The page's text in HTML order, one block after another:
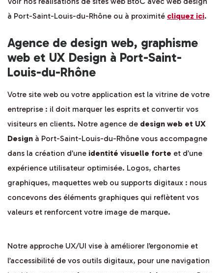
à Port-Saint-Louis-du-Rhône ou à proximité cliquez ici.
Agence de design web, graphisme
web et UX Design à Port-Saint-
Louis-du-Rhône
Votre site web ou votre application est la vitrine de votre
entreprise : il doit marquer les esprits et convertir vos
visiteurs en clients. Notre agence de design web et UX
Design à Port-Saint-Louis-du-Rhône vous accompagne
dans la création d’une identité visuelle forte et d’une
expérience utilisateur optimisée. Logos, chartes
graphiques, maquettes web ou supports digitaux : nous
concevons des éléments graphiques qui reflètent vos
valeurs et renforcent votre image de marque.
Notre approche UX/UI vise à améliorer l’ergonomie et
l’accessibilité de vos outils digitaux, pour une navigation